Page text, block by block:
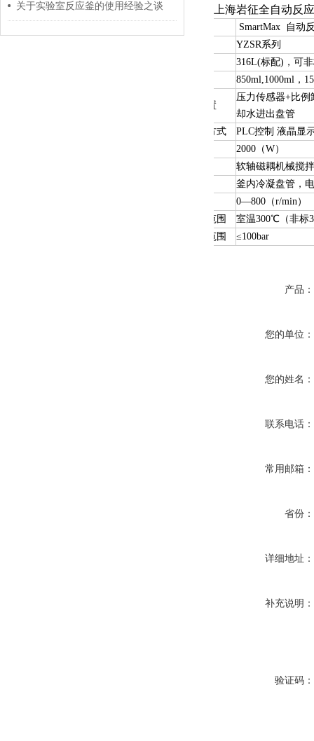
关于实验室反应釜的使用经验之谈 上海岩征全自动反
SmartMax 自动
YZSR系列
316L(标配)，可
850ml,1000ml，
反应釜配置
压力传感器+比
却水进出盘管
控制显示方式
PLC控制 液晶显
2000（W）
软轴磁耦机械搅
釜内冷凝盘管，
0—800（r/min）
使用温度范围
室温300℃（非标
使用压力范围
≤100bar
产品：
您的单位：
您的姓名：
联系电话：
常用邮箱：
省份：
详细地址：
补充说明：
验证码：